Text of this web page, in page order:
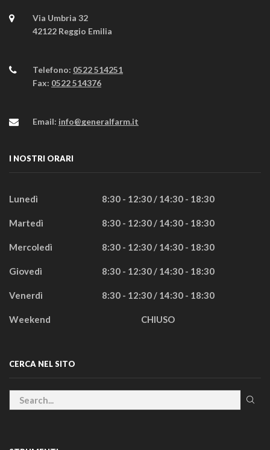
Via Umbria 32
42122 Reggio Emilia
Telefono: 0522 514251
Fax: 0522 514376
Email: info@generalfarm.it
I NOSTRI ORARI
Lunedì 8:30 - 12:30 / 14:30 - 18:30
Martedì 8:30 - 12:30 / 14:30 - 18:30
Mercoledì 8:30 - 12:30 / 14:30 - 18:30
Giovedì 8:30 - 12:30 / 14:30 - 18:30
Venerdì 8:30 - 12:30 / 14:30 - 18:30
Weekend CHIUSO
CERCA NEL SITO